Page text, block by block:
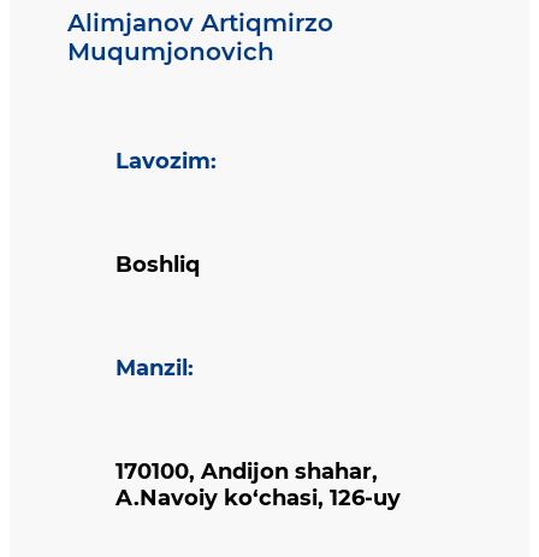
Alimjanov Artiqmirzo
Muqumjonovich
Lavozim:
Boshliq
Manzil :
170100, Andijon shahar,
A.Navoiy ko‘chasi, 126-uy